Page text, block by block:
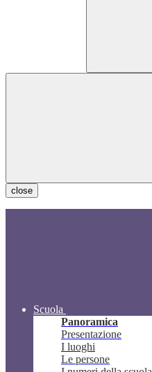
close
Scuola
Panoramica
Presentazione
I luoghi
Le persone